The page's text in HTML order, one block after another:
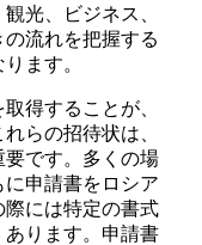
光、ビジネス、
流れを把握する
ます。
得することが、
らの招待状は、
要です。多くの場
申請書をロシア
には特定の書式
ります。申請書